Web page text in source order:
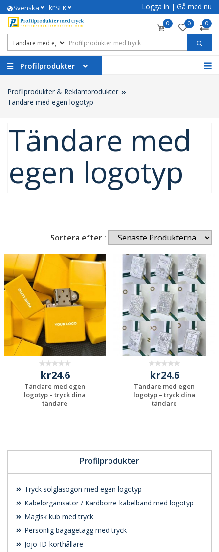
Svenska krSEK Logga in | Gå med nu
0 0 0
Profilprodukter
Profilprodukter & Reklamprodukter
Tändare med egen logotyp
Tändare med
egen logotyp
Profilprodukter
Tryck solglasögon med egen logotyp
Kabelorganisatör / Kardborre-kabelband med logotyp
Magisk kub med tryck
Personlig bagagetagg med tryck
Jojo-ID-korthållare
Sortera efter :
kr24.6
Tändare med egen
logotyp – tryck dina
tändare
kr24.6
Tändare med egen
logotyp – tryck dina
tändare